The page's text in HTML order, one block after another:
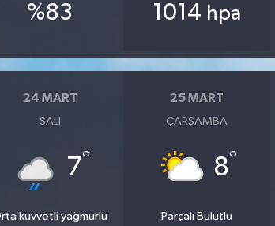
%83 1014 hpa
24 MART
SALI
7°
kuvvetli yağmurlu
25 MART
ÇARŞAMBA
8°
Parçalı Bulutlu